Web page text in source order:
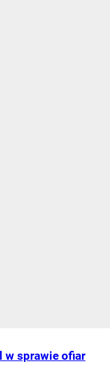
w sprawie ofiar